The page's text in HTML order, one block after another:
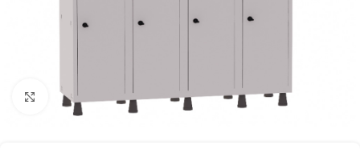
Clique para ampliar